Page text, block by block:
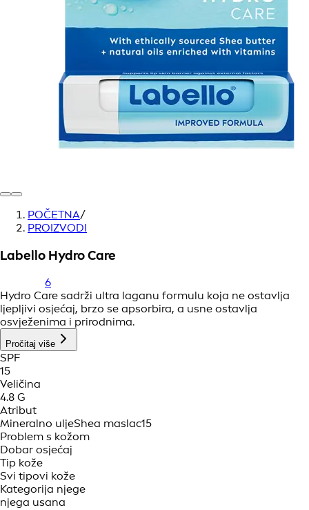
POČETNA/
PROIZVODI
Labello Hydro Care
6
Hydro Care sadrži ultra laganu formulu koja ne ostavlja
ljepljivi osjećaj, brzo se apsorbira, a usne ostavlja
osvježenima i prirodnima.
Pročitaj više
SPF
15
Veličina
4.8 G
Atribut
Mineralno uljeShea maslac15
Problem s kožom
Dobar osjećaj
Tip kože
Svi tipovi kože
Kategorija njege
njega usana